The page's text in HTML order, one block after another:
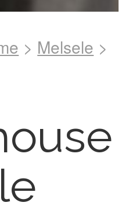
to
> Melsele >